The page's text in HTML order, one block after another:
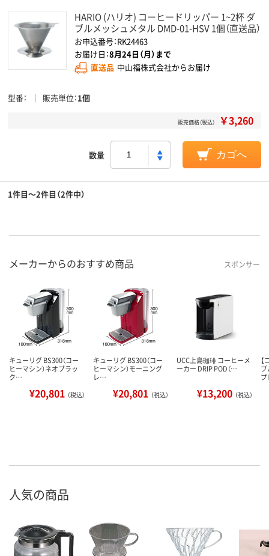
HARIO (ハリオ) コーヒードリッパー 1~2杯 ダ
ブルメッシュメタル DMD-01-HSV 1個（直送品）
お申込番号：RK24463
お届け日：8月24日（月）まで
直送品 中山福株式会社からお届け
型番 販売単位 1個
販売価格（税込） ￥3,260
数量 カゴへ
1件目～2件目（2件中）
メーカーからのおすすめ商品 スポンサー
キューリグ BS300（コー
ヒーマシン）ネオブラッ
ク…
¥20,801 （税込）
キューリグ BS300（コー
ヒーマシン）モーニング
レ…
¥20,801 （税込）
UCC上島珈琲 コーヒーメ
ーカー DRIP POD（…
¥13,200 （税込）
プ
人気の商品